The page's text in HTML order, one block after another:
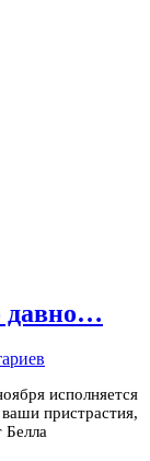
давно…
исполняется
пристрастия,
Белла